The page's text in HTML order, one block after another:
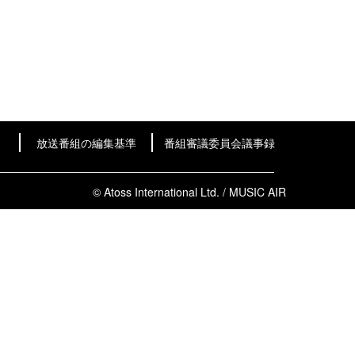
放送番組の編集基準 番組審議委員会議事録
© Atoss International Ltd. / MUSIC AIR